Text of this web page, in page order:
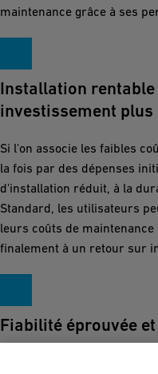
maintenance grâce à ses
Installation
investissement plus
Si l'on associe les faibles
la fois par des dépenses
d'installation réduit, à la
Standard, les utilisateurs
leurs coûts de
finalement à un retour sur
Fiabilité éprouvée